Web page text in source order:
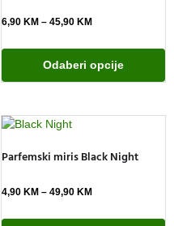
6,90 KM – 45,90 KM
Odaberi opcije
Parfemski miris Black Night
4,90 KM – 49,90 KM